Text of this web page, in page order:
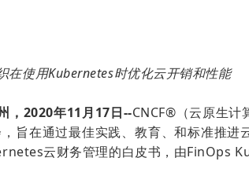
在使用Kubernetes时优化云开销和性能
，2020年11月17日--CNCF®（云原生
旨在通过最佳实践、教育、和标准推
云财务管理的白皮书，由FinOps